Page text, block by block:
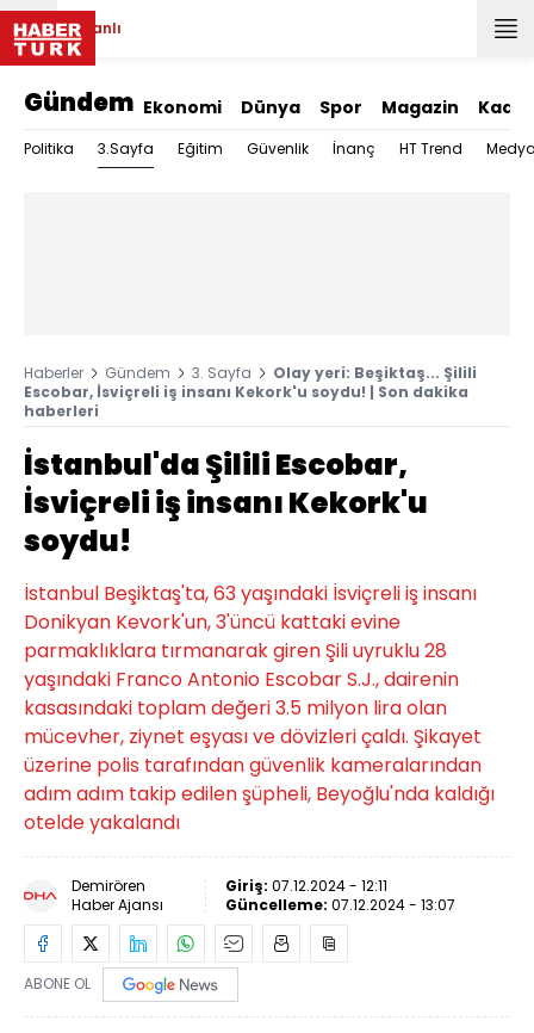
Canlı
Gündem Ekonomi Dünya Spor Magazin Kadın
Politika 3.Sayfa Eğitim Güvenlik İnanç HT Trend
Haberler Gündem 3. Sayfa
Olay yeri: Beşiktaş... Şilili
Escobar, İsviçreli iş insanı Kekork'u soydu! | Son dakika
haberleri
İstanbul'da Şilili Escobar,
İsviçreli iş insanı Kekork'u
soydu!
İstanbul Beşiktaş'ta, 63 yaşındaki İsviçreli iş insanı
Donikyan Kevork'un, 3'üncü kattaki evine
parmaklıklara tırmanarak giren Şili uyruklu 28
yaşındaki Franco Antonio Escobar S.J., dairenin
kasasındaki toplam değeri 3.5 milyon lira olan
mücevher, ziynet eşyası ve dövizleri çaldı. Şikayet
üzerine polis tarafından güvenlik kameralarından
adım adım takip edilen şüpheli, Beyoğlu'nda kaldığı
otelde yakalandı
Demirören
Haber Ajansı
Giriş: 07.12.2024 - 12:11
Güncelleme: 07.12.2024 - 13:07
ABONE OL